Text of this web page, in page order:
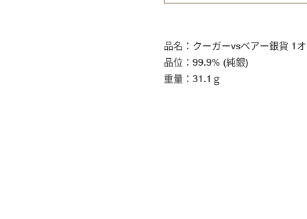
品名：クーガーvsベアー銀貨 1
品位：99.9% (純銀)
重量：31.1ｇ